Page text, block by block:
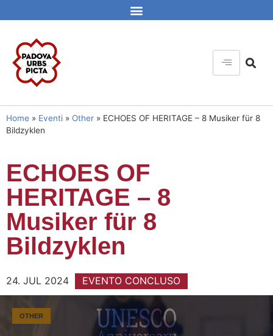
Home » Eventi » Other » ECHOES OF HERITAGE – 8 Musiker für 8
Bildzyklen
ECHOES OF
HERITAGE – 8
Musiker für 8
Bildzyklen
24. JUL 2024 EVENTO CONCLUSO
OTHER